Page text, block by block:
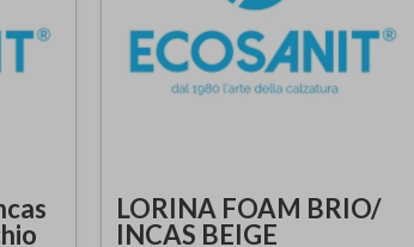
LORINA FOAM BRIO/
INCAS BEIGE